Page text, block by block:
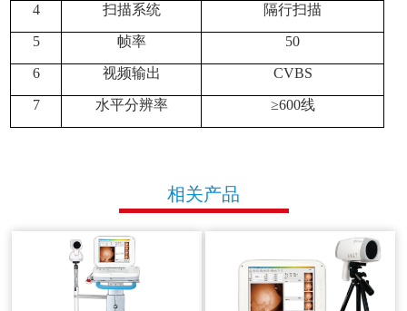
4 扫描系统 隔行扫描
5 帧率 50
6 视频输出 CVBS
7 水平分辨率 ≥600线
相关产品